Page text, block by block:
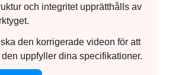
och integritet upprätthålls av
den korrigerade videon för att
uppfyller dina specifikationer.